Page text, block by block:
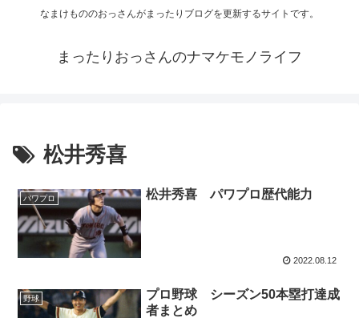
なまけもののおっさんがまったりブログを更新するサイトです。
まったりおっさんのナマケモノライフ
松井秀喜
パワプロ 松井秀喜 パワプロ歴代能力
2022.08.12
野球
プロ野球 シーズン50本塁打達成
者まとめ